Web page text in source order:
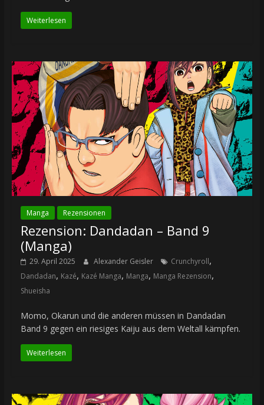
Weiterlesen
Manga Rezensionen
Rezension: Dandadan – Band 9
(Manga)
29. April 2025 Alexander Geisler Crunchyroll,
Dandadan, Kazé, Kazé Manga, Manga, Manga Rezension,
Shueisha
Momo, Okarun und die anderen müssen in Dandadan
Band 9 gegen ein riesiges Kaiju aus dem Weltall kämpfen.
Weiterlesen